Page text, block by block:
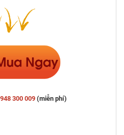
300 009 (miễn phí)